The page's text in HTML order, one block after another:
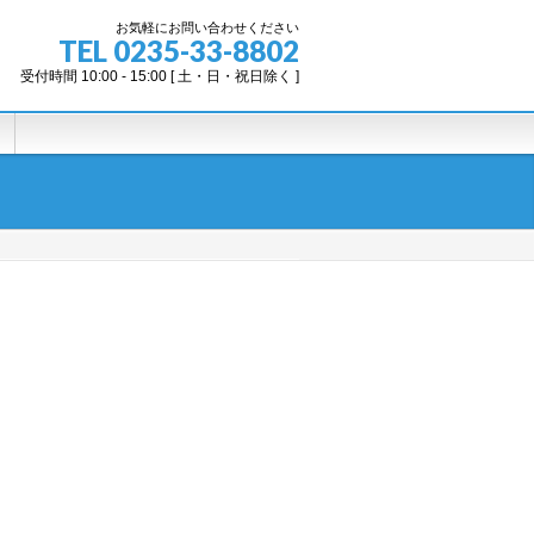
お気軽にお問い合わせください
TEL 0235-33-8802
受付時間 10:00 - 15:00 [ 土・日・祝日除く ]